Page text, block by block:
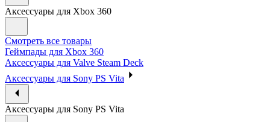
Аксессуары для Xbox 360
Смотреть все товары
Геймпады для Xbox 360
Аксессуары для Valve Steam Deck
Аксессуары для Sony PS Vita
Аксессуары для Sony PS Vita